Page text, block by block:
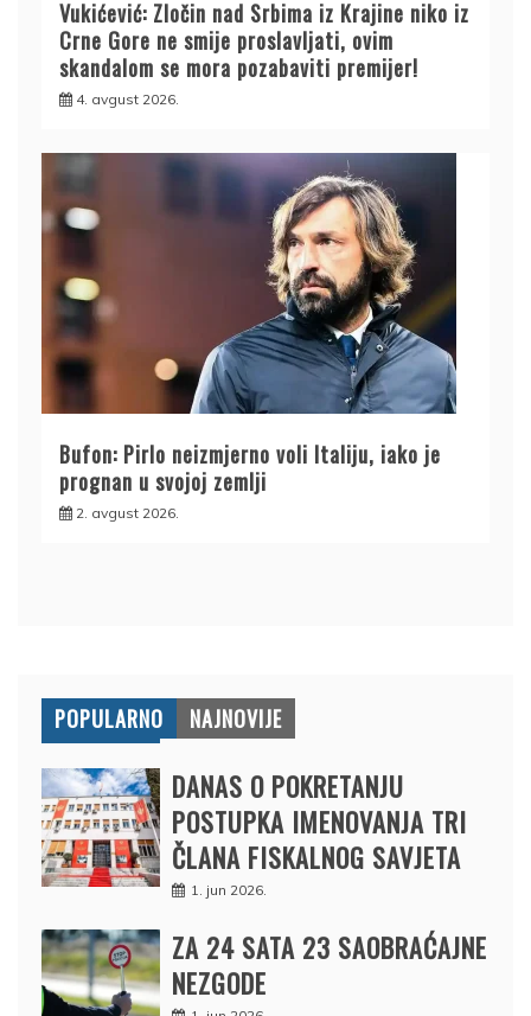
Vukićević: Zločin nad Srbima iz Krajine niko iz
Crne Gore ne smije proslavljati, ovim
skandalom se mora pozabaviti premijer!
4. avgust 2026.
Bufon: Pirlo neizmjerno voli Italiju, iako je
prognan u svojoj zemlji
2. avgust 2026.
POPULARNO NAJNOVIJE
DANAS O POKRETANJU
POSTUPKA IMENOVANJA TRI
ČLANA FISKALNOG SAVJETA
1. jun 2026.
ZA 24 SATA 23 SAOBRAĆAJNE
NEZGODE